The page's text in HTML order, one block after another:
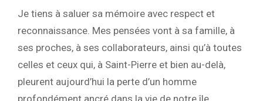
Je tiens à saluer sa mémoire avec respect et
reconnaissance. Mes pensées vont à sa famille, à
ses proches, à ses collaborateurs, ainsi qu’à toutes
celles et ceux qui, à Saint-Pierre et bien au-delà,
pleurent aujourd’hui la perte d’un homme
profondément ancré dans la vie de notre île.